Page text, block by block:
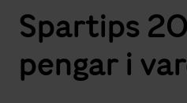
Spartips
pengar i